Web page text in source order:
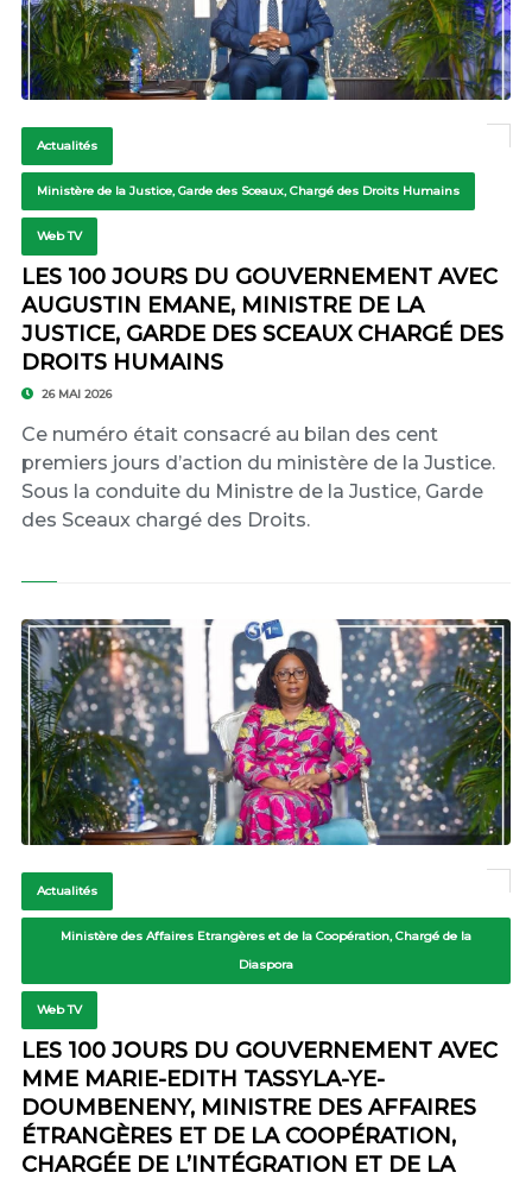
Actualités
Ministère de la Justice, Garde des Sceaux, Chargé des Droits Humains
Web TV
LES 100 JOURS DU GOUVERNEMENT AVEC
AUGUSTIN EMANE, MINISTRE DE LA
JUSTICE, GARDE DES SCEAUX CHARGÉ DES
DROITS HUMAINS
26 MAI 2026
Ce numéro était consacré au bilan des cent
premiers jours d’action du ministère de la Justice.
Sous la conduite du Ministre de la Justice, Garde
des Sceaux chargé des Droits.
Actualités
Ministère des Affaires Etrangères et de la Coopération, Chargé de la
Diaspora
Web TV
LES 100 JOURS DU GOUVERNEMENT AVEC
MME MARIE-EDITH TASSYLA-YE-
DOUMBENENY, MINISTRE DES AFFAIRES
ÉTRANGÈRES ET DE LA COOPÉRATION,
CHARGÉE DE L’INTÉGRATION ET DE LA